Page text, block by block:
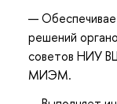
решений
советов НИУ
МИЭМ.